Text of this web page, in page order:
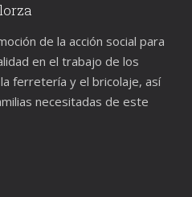
de la acción social para
en el trabajo de los
ferretería y el bricolaje, así
necesitadas de este